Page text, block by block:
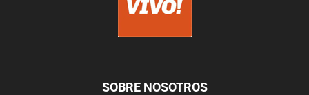
SOBRE NOSOTROS